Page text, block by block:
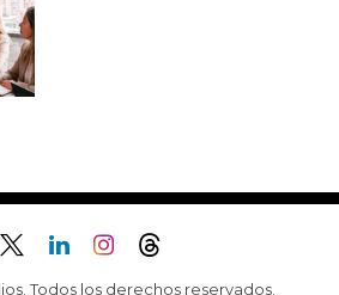
Todos los derechos reservados.